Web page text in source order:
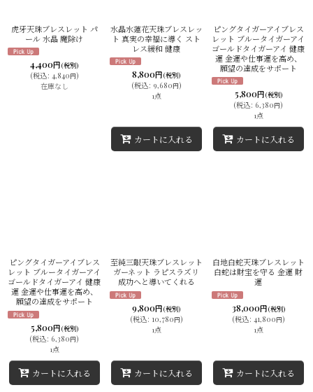
虎牙天珠ブレスレット パ
ール 水晶 魔除け
4,400円 (税別)
(税込: 4,840円)
在庫なし
水晶水蓮花天珠ブレスレッ
ト 真実の幸福に導く スト
レス緩和 健康
8,800円 (税別)
(税込: 9,680円)
1点
カートに入れる
ピングタイガーアイブレス
レット ブルータイガーアイ
ゴールドタイガーアイ 健康
運 金運や仕事運を高め、
願望の達成をサポート
5,800円(税別)
(税込: 6,380円 )
1点
カートに入れる
ピングタイガーアイブレス
レット ブルータイガーアイ
ゴールドタイガーアイ 健康
運 金運や仕事運を高め、
願望の達成をサポート
5,800円(税別)
(税込: 6,380円)
1点
カートに入れる
至純三眼天珠ブレスレット
ガーネット ラピスラズリ
成功へと導いてくれる
9,800円 (税別)
(税込: 10,780円)
1点
カートに入れる
白地白蛇天珠ブレスレット
白蛇は財宝を守る 金運 財
運
38,000円(税別)
(税込: 41,800円)
1点
カートに入れる